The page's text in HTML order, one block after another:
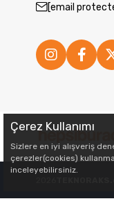
[email
Çerez Kullanımı
Sizlere en iyi alışveriş
çerezler(cookies)
inceleyebilirsiniz.